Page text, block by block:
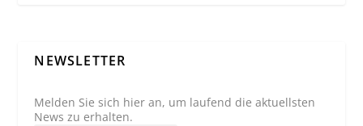
NEWSLETTER
Melden Sie sich hier an, um laufend die aktuellsten
News zu erhalten.